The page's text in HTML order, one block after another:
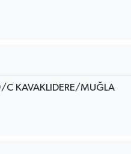
KAVAKLIDERE/MUĞLA